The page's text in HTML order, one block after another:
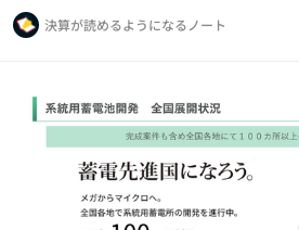
決算が読めるようになるノート